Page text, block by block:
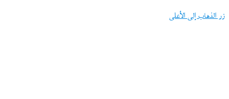
زر الذهاب إلى الأعلى